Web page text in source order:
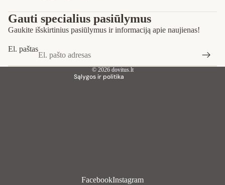
Gauti specialius pasiūlymus
Gaukite išskirtinius pasiūlymus ir informaciją apie naujienas!
El. paštas
© 2026 dovitus.lt
Sąlygos ir politika
Paslaugų teikimo sąlygos
Siuntimo politika
Teisinis pranešimas
FacebookInstagram